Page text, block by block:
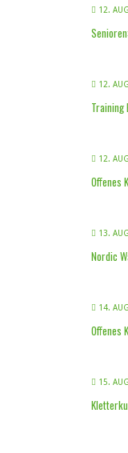
12.
12.
Training
12.
Offenes
13.
Nordic
14.
Offenes
15.